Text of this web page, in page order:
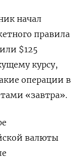
начал
правила
$125
курсу,
операции в
«завтра».
валюты